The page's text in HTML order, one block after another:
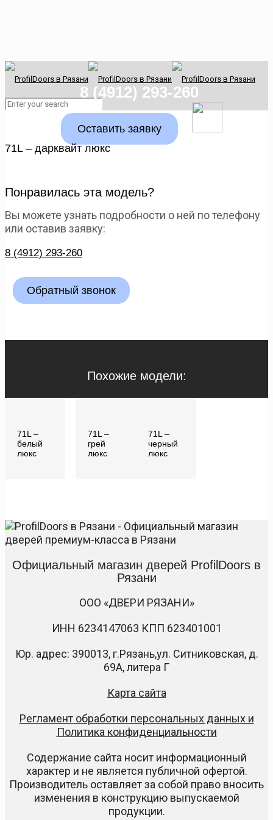
8 (4912) 293-260
Оставить заявку
71L – дарквайт люкс
Понравилась эта модель?
Вы можете узнать подробности о ней по телефону
или оставив заявку:
8 (4912) 293-260
Обратный звонок
Похожие модели:
71L –
белый
люкс
71L –
грей
люкс
71L –
черный
люкс
Официальный магазин дверей ProfilDoors в
Рязани
ООО «ДВЕРИ РЯЗАНИ»
ИНН 6234147063 КПП 623401001
Юр. адрес: 390013, г.Рязань,ул. Ситниковская, д.
69А, литера Г
Карта сайта
Регламент обработки персональных данных и
Политика конфиденциальности
Содержание сайта носит информационный
характер и не является публичной офертой.
Производитель оставляет за собой право вносить
изменения в конструкцию выпускаемой
продукции.